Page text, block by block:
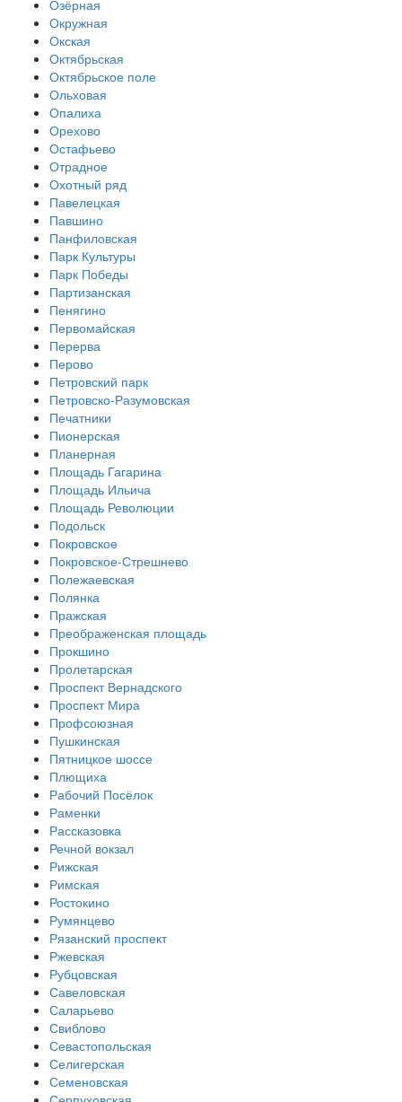
Озёрная
Окружная
Окская
Октябрьская
Октябрьское поле
Ольховая
Опалиха
Орехово
Остафьево
Отрадное
Охотный ряд
Павелецкая
Павшино
Панфиловская
Парк Культуры
Парк Победы
Партизанская
Пенягино
Первомайская
Перерва
Перово
Петровский парк
Петровско-Разумовская
Печатники
Пионерская
Планерная
Площадь Гагарина
Площадь Ильича
Площадь Революции
Подольск
Покровское
Покровское-Стрешнево
Полежаевская
Полянка
Пражская
Преображенская площадь
Прокшино
Пролетарская
Проспект Вернадского
Проспект Мира
Профсоюзная
Пушкинская
Пятницкое шоссе
Плющиха
Рабочий Посёлок
Раменки
Рассказовка
Речной вокзал
Рижская
Римская
Ростокино
Румянцево
Рязанский проспект
Ржевская
Рубцовская
Савеловская
Саларьево
Свиблово
Севастопольская
Селигерская
Семеновская